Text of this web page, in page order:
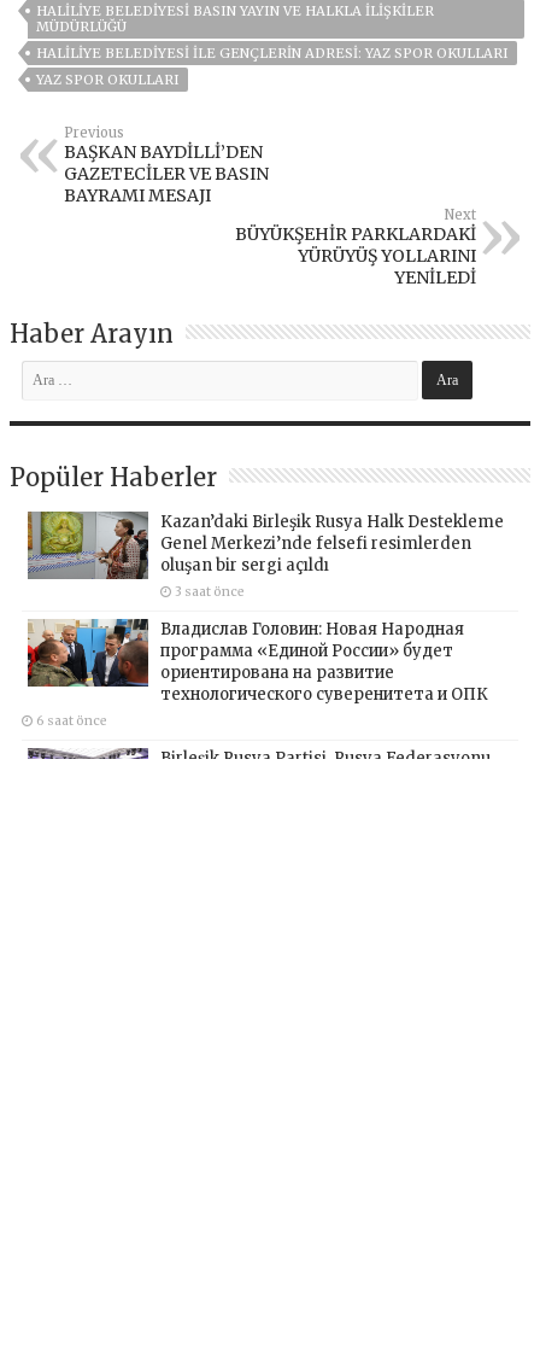
HALILIYE BELEDIYESI BASIN YAYIN VE HALKLA İLIŞKILER
MÜDÜRLÜĞÜ
HALİLİYE BELEDİYESİ İLE GENÇLERİN ADRESİ: YAZ SPOR OKULLARI
YAZ SPOR OKULLARI
Previous
BAŞKAN BAYDİLLİ’DEN
GAZETECİLER VE BASIN
BAYRAMI MESAJI
Next
BÜYÜKŞEHİR PARKLARDAKİ
YÜRÜYÜŞ YOLLARINI
YENİLEDİ
Haber Arayın
Popüler Haberler
Kazan’daki Birleşik Rusya Halk Destekleme
Genel Merkezi’nde felsefi resimlerden
oluşan bir sergi açıldı
3 saat önce
Владислав Головин: Новая Народная
программа «Единой России» будет
ориентирована на развитие
технологического суверенитета и ОПК
6 saat önce
Birleşik Rusya Partisi, Rusya Federasyonu